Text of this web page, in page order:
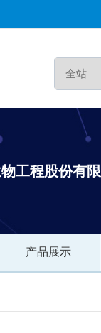
工程股份有
产品展示